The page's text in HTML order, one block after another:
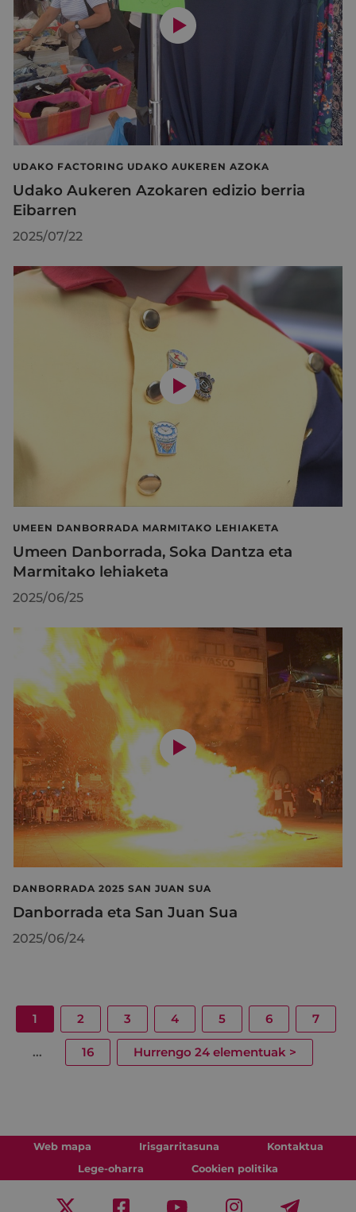
UDAKO FACTORING UDAKO AUKEREN AZOKA
Udako Aukeren Azokaren edizio berria
Eibarren
2025/07/22
UMEEN DANBORRADA MARMITAKO LEHIAKETA
Umeen Danborrada, Soka Dantza eta
Marmitako lehiaketa
2025/06/25
DANBORRADA 2025 SAN JUAN SUA
Danborrada eta San Juan Sua
2025/06/24
1 2 3 4 5 6 7
... 16 Hurrengo 24 elementuak >
Web mapa Irisgarritasuna
Kontaktua
Lege-oharra
Cookien politika